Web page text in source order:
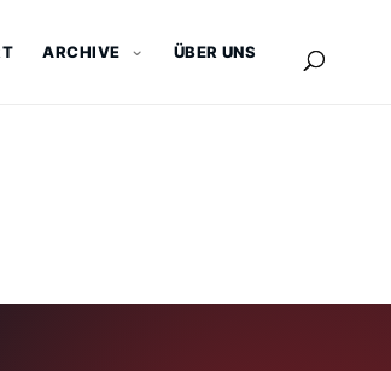
ARCHIVE ÜBER UNS